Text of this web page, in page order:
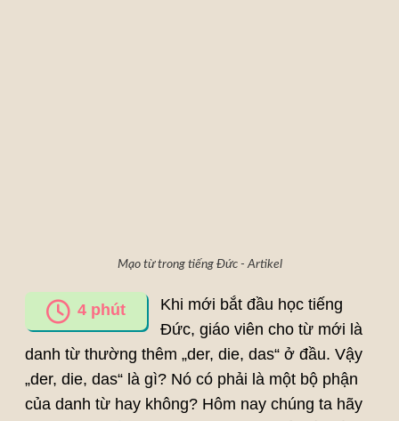
Mạo từ trong tiếng Đức - Artikel
4 phút
Khi mới bắt đầu học tiếng
Đức, giáo viên cho từ mới là
danh từ thường thêm „der, die, das“ ở đầu. Vậy
„der, die, das“ là gì? Nó có phải là một bộ phận
của danh từ hay không? Hôm nay chúng ta hãy